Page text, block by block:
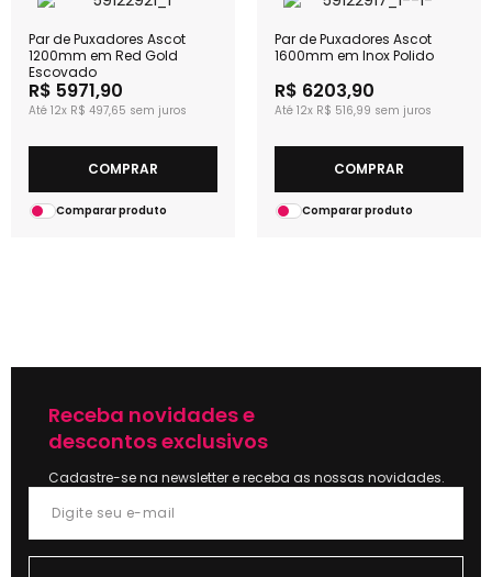
Par de Puxadores Ascot
1200mm em Red Gold
Escovado
R$ 5971,90
12x R$ 497,65
COMPRAR
Comparar produto
Par de Puxadores Ascot
1600mm em Inox Polido
R$ 6203,90
12x R$ 516,99
COMPRAR
Comparar produto
Receba novidades e
descontos exclusivos
Cadastre-se na newsletter e receba as nossas novidades.